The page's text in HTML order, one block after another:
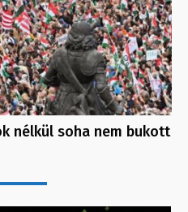
nélkül soha nem bukott